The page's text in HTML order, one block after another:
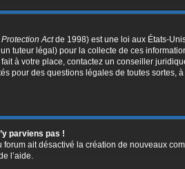
Actde 1998) est une loi aux États-
tuteur légal) pour la collecte de ces
à votre place, contactez un conseiller
pour des questions légales de toutes
parviens pas !
forum ait désactivé la création de nouveaux
l’aide.